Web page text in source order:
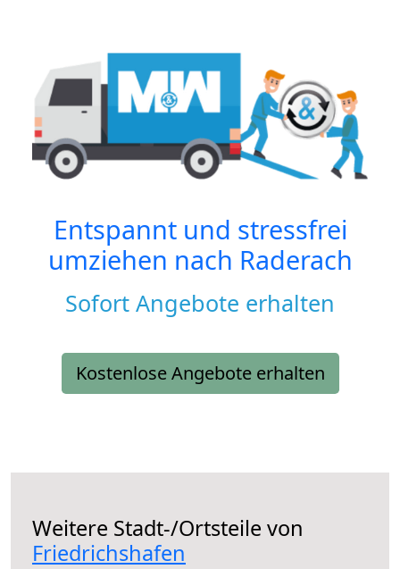
Entspannt und stressfrei
umziehen nach Raderach
Sofort Angebote erhalten
Kostenlose Angebote erhalten
Weitere Stadt-/Ortsteile von
Friedrichshafen